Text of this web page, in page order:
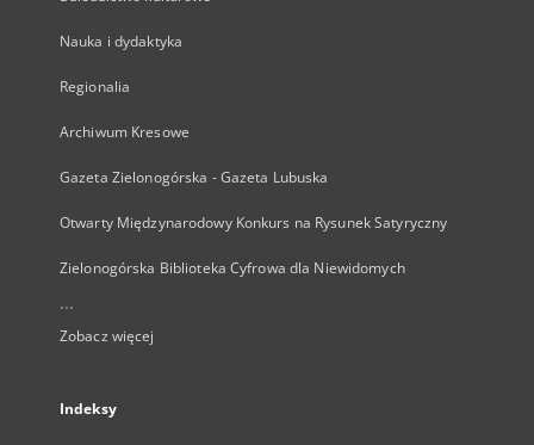
Nauka i dydaktyka
Regionalia
Archiwum Kresowe
Gazeta Zielonogórska - Gazeta Lubuska
Otwarty Międzynarodowy Konkurs na Rysunek Satyryczny
Zielonogórska Biblioteka Cyfrowa dla Niewidomych
...
Zobacz więcej
Indeksy